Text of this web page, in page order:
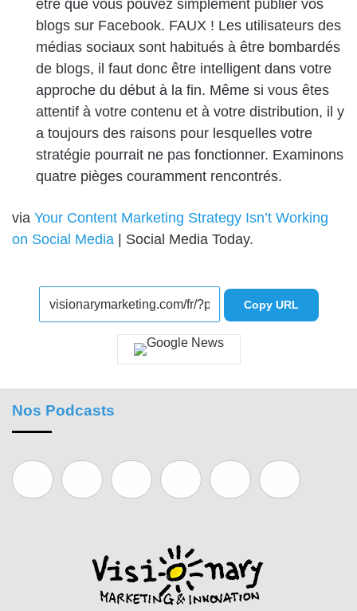
être que vous pouvez simplement publier vos
blogs sur Facebook. FAUX ! Les utilisateurs des
médias sociaux sont habitués à être bombardés
de blogs, il faut donc être intelligent dans votre
approche du début à la fin. Même si vous êtes
attentif à votre contenu et à votre distribution, il y
a toujours des raisons pour lesquelles votre
stratégie pourrait ne pas fonctionner. Examinons
quatre pièges couramment rencontrés.
via Your Content Marketing Strategy Isn’t Working
on Social Media | Social Media Today.
Copy URL
Nos Podcasts